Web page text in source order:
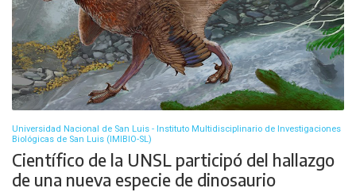
Universidad Nacional de San Luis - Instituto Multidisciplinario de Investigaciones
Biológicas de San Luis (IMIBIO-SL)
Científico de la UNSL participó del hallazgo
de una nueva especie de dinosaurio